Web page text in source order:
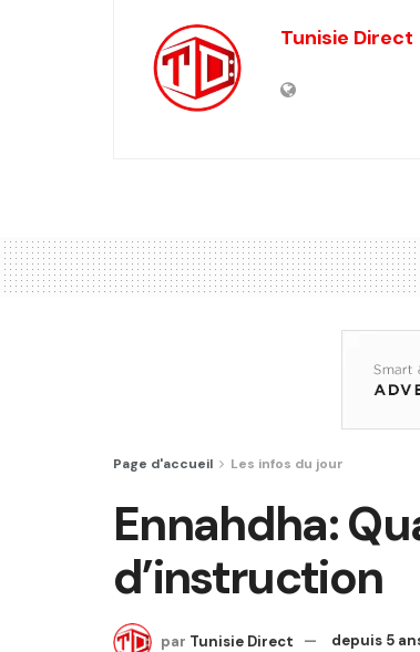
Tunisie Direct
Page d'accueil Les infos du jour
Ennahdha:
d’instruction
par Tunisie Direct depuis 5